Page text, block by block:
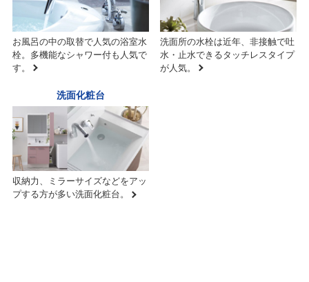
お風呂の中の取替で人気の浴室水
栓。多機能なシャワー付も人気で
す。
洗面所の水栓は近年、非接触で吐
水・止水できるタッチレスタイプ
が人気。
洗面化粧台
収納力、ミラーサイズなどをアッ
プする方が多い洗面化粧台。